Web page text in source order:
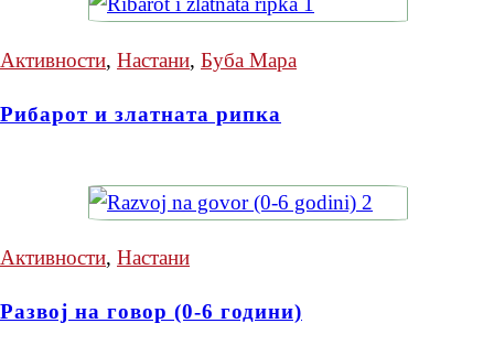
Активности, Настани, Буба Мара
Рибарот и златната рипка
Активности, Настани
Развој на говор (0-6 години)